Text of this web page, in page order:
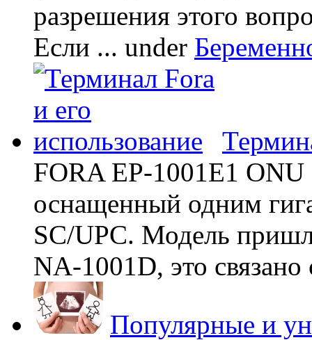
разрешения этого
Если ... under
FORA EP-1001E1 ONU
оснащенный одним
SC/UPC. Модель
NA-1001D, это связано
Популярные и